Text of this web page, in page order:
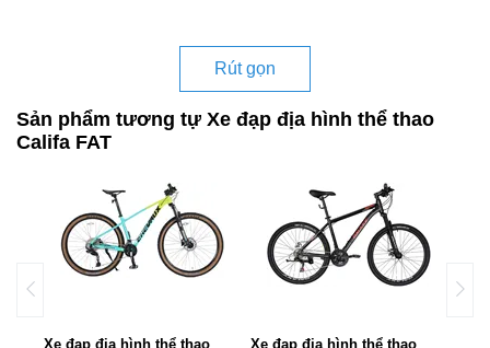
Rút gọn
Sản phẩm tương tự Xe đạp địa hình thể thao
Califa FAT
Xe đạp địa hình thể thao
Xe đạp địa hình thể thao